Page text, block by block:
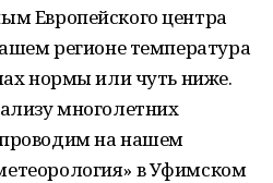
Европейского центра
регионе температура
нормы или чуть ниже.
многолетних
на нашем
в Уфимском